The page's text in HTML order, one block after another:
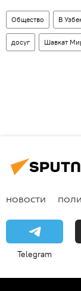
Общество В
досуг Шавкат
НОВОСТИ
Telegram